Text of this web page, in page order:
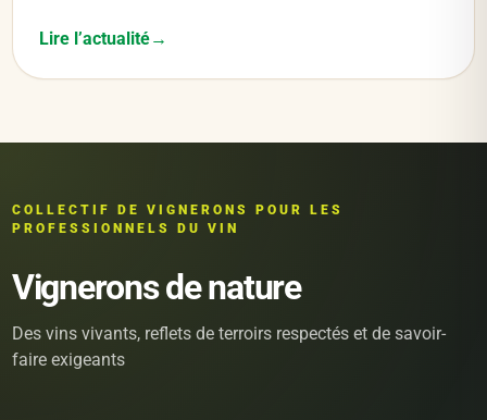
Lire l’actualité
COLLECTIF DE VIGNERONS POUR LES
PROFESSIONNELS DU VIN
Vignerons de nature
Des vins vivants, reflets de terroirs respectés et de savoir-
faire exigeants